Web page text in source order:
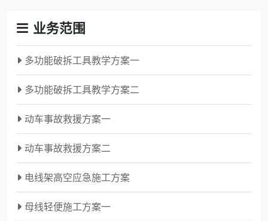
业务范围
多功能破拆工具教学方案一
多功能破拆工具教学方案二
动车事故救援方案一
动车事故救援方案二
电线架高空应急施工方案
母线轻便施工方案一